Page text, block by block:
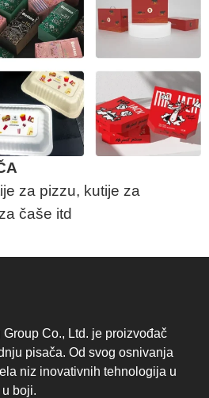
za pizzu, kutije za
čaše itd
Co., Ltd. je proizvođač
pisača. Od svog osnivanja
niz inovativnih tehnologija u
boji.